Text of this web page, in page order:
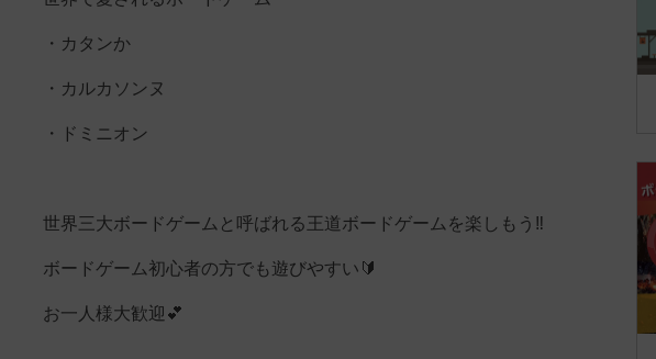
・カタンか
・カルカソンヌ
・ドミニオン
世界三大ボードゲームと呼ばれる王道ボードゲームを楽しもう‼️
ボードゲーム初心者の方でも遊びやすい🔰
お一人様大歓迎💕